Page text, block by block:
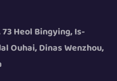
Heol Bingying, Is-
Ouhai, Dinas Wenzhou,